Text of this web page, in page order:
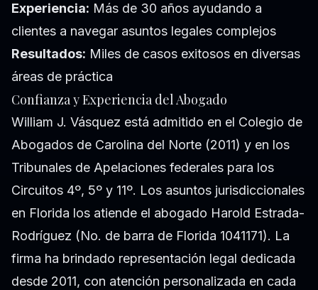
Experiencia: Más de 30 años ayudando a
clientes a navegar asuntos legales complejos
Resultados: Miles de casos exitosos en diversas
áreas de práctica
Confianza y Experiencia del Abogado
William J. Vásquez está admitido en el Colegio de
Abogados de Carolina del Norte (2011) y en los
Tribunales de Apelaciones federales para los
Circuitos 4º, 5º y 11º. Los asuntos jurisdiccionales
en Florida los atiende el abogado Harold Estrada-
Rodríguez (No. de barra de Florida 1041171). La
firma ha brindado representación legal dedicada
desde 2011, con atención personalizada en cada